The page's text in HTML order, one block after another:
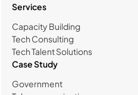
Services
Capacity Building
Tech Consulting
Tech Talent Solutions
Case Study
Government